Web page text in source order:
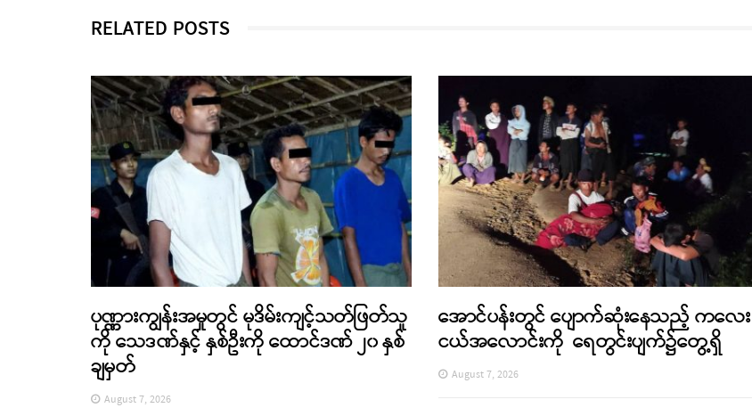
RELATED POSTS
ပုဏ္ဏားကျွန်းအမှုတွင် မုဒိမ်းကျင့်သတ်ဖြတ်သူ
ကို သေဒဏ်နှင့် နှစ်ဦးကို ထောင်ဒဏ် ၂၀ နှစ်
ချမှတ်
August 7, 2026
အောင်ပန်းတွင် ပျောက်ဆုံးနေသည့် ကလေး
ငယ်အလောင်းကို ရေတွင်းပျက်၌တွေ့ရှိ
August 7, 2026